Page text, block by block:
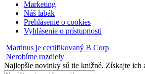
Marketing
Náš labák
Prehlásenie o cookies
Vyhlásenie o prístupnosti
Martinus je certifikovaný B Corp
Nerobíme rozdiely
Najlepšie novinky sú tie knižné. Získajte ich